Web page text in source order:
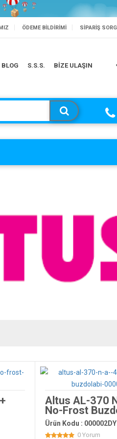
ÖDEME BILDIRIMI SIPARIŞ
BLOG S.S.S. BİZE ULAŞIN
Altus AL-370
No-Frost
Ürün Kodu :
0 Yorum